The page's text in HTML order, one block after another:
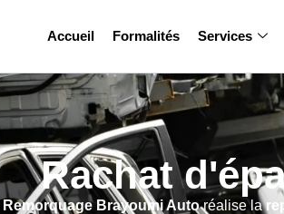
Accueil Formalités Services
Rachat
Remorquage Brayoumi Autoréalise la